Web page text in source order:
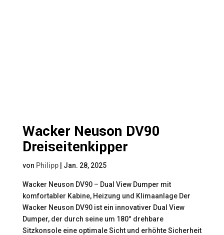
Wacker Neuson DV90
Dreiseitenkipper
von Philipp| Jan. 28, 2025
Wacker Neuson DV90 – Dual View Dumper mit
komfortabler Kabine, Heizung und Klimaanlage Der
Wacker Neuson DV90 ist ein innovativer Dual View
Dumper, der durch seine um 180° drehbare
Sitzkonsole eine optimale Sicht und erhöhte Sicherheit